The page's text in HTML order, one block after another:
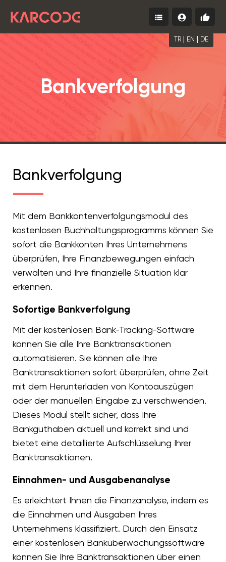
thumb_up
account_circle
Einloggen
view_list
Menu
TR EN DE
Bankverfolgung
Bankverfolgung
Mit dem Bankkontenverfolgungsmodul des
kostenlosen Buchhaltungsprogramms können Sie
sofort die Bankkonten Ihres Unternehmens
überprüfen, Ihre Finanzbewegungen einfach
verwalten und Ihre finanzielle Situation klar
erkennen.
Sofortige Bankverfolgung
Mit der kostenlosen Bank-Tracking-Software
können Sie alle Ihre Banktransaktionen
automatisieren. Sie können alle Ihre
Banktransaktionen sofort überprüfen, ohne Zeit
mit dem Herunterladen von Kontoauszügen
oder der manuellen Eingabe zu verschwenden.
Dieses Modul stellt sicher, dass Ihre
Bankguthaben aktuell und korrekt sind und
bietet eine detaillierte Aufschlüsselung Ihrer
Banktransaktionen.
Einnahmen- und Ausgabenanalyse
Es erleichtert Ihnen die Finanzanalyse, indem es
die Einnahmen und Ausgaben Ihres
Unternehmens klassifiziert. Durch den Einsatz
einer kostenlosen Banküberwachungssoftware
können Sie Ihre Banktransaktionen über einen